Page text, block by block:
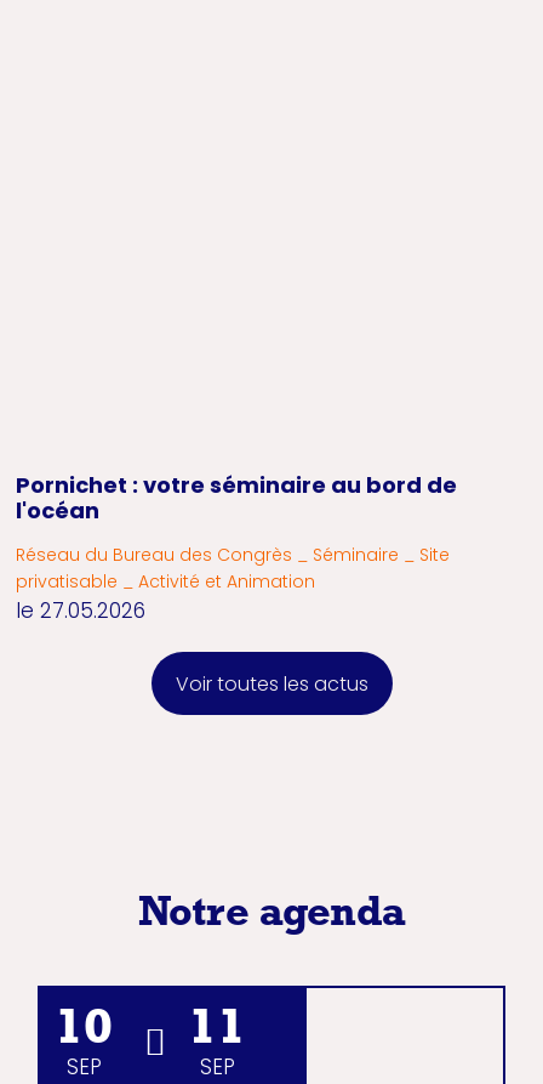
Pornichet : votre séminaire au bord de
l'océan
Réseau du Bureau des Congrès _ Séminaire _ Site
privatisable _ Activité et Animation
le 27.05.2026
Voir toutes les actus
Notre agenda
11
SEP
10
SEP